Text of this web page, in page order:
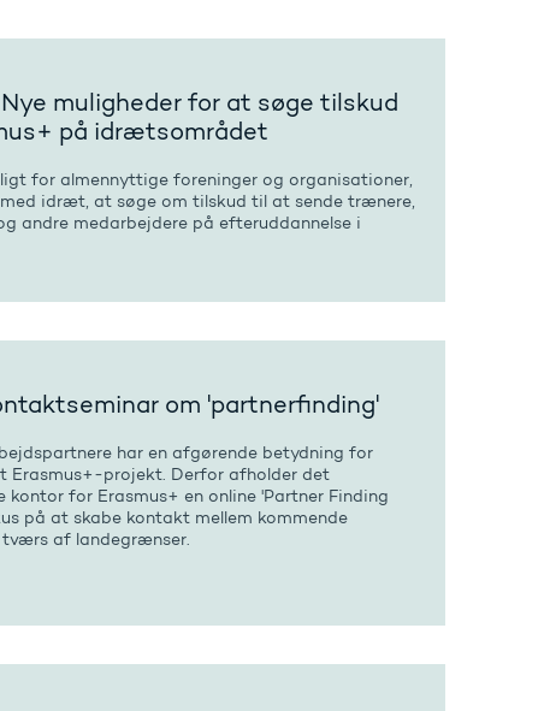
muligheder for at søge tilskud
på idrætsområdet
for almennyttige foreninger og organisationer,
idræt, at søge om tilskud til at sende trænere,
andre medarbejdere på efteruddannelse i
om 'partnerfinding'
har en afgørende betydning for
Erasmus+-projekt. Derfor afholder det
kontor for Erasmus+ en online 'Partner Finding
på at skabe kontakt mellem kommende
tværs af landegrænser.